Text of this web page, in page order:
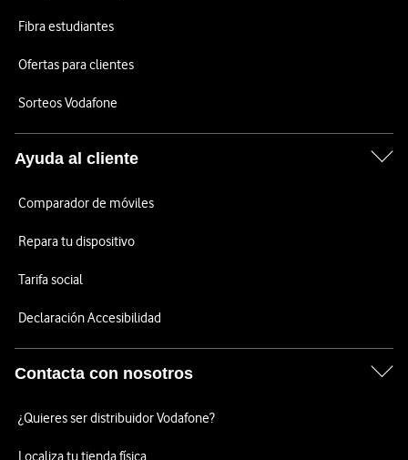
Fibra estudiantes
Ofertas para clientes
Sorteos Vodafone
Ayuda al cliente
Comparador de móviles
Repara tu dispositivo
Tarifa social
Declaración Accesibilidad
Contacta con nosotros
¿Quieres ser distribuidor Vodafone?
Localiza tu tienda física